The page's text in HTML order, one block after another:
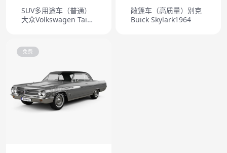
SUV多用途车（普通）
大众Volkswagen Taigo
敞篷车（高质量）别克
Buick Skylark1964
免费